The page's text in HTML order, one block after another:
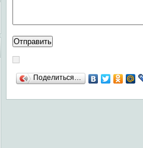
Поделиться…